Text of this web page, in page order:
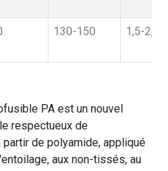
130-150 1,5-2,5
PA est un nouvel
respectueux de
de polyamide, appliqué
aux non-tissés, au